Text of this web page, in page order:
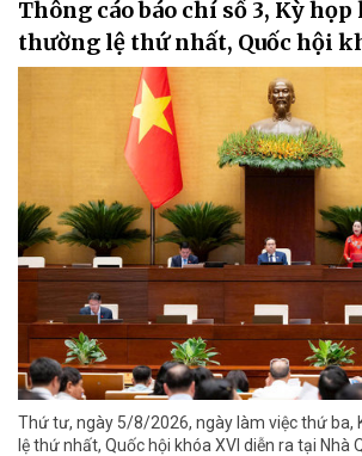
Thông cáo báo chí số 3, Kỳ
thường lệ thứ nhất, Quốc hội
Thứ tư, ngày 5/8/2026, ngày làm việc thứ ba,
lệ thứ nhất, Quốc hội khóa XVI diễn ra tại Nhà